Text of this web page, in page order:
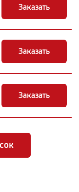
Заказать
Заказать
Заказать